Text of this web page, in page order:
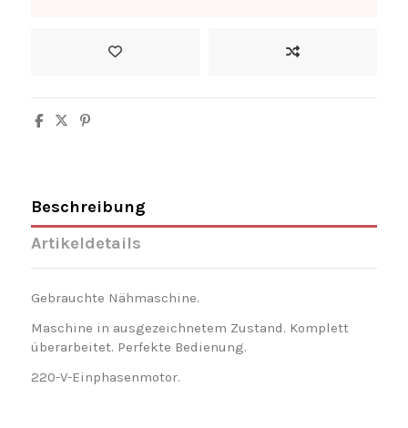
Beschreibung
Artikeldetails
Gebrauchte Nähmaschine.
Maschine in ausgezeichnetem Zustand. Komplett
überarbeitet. Perfekte Bedienung.
220-V-Einphasenmotor.